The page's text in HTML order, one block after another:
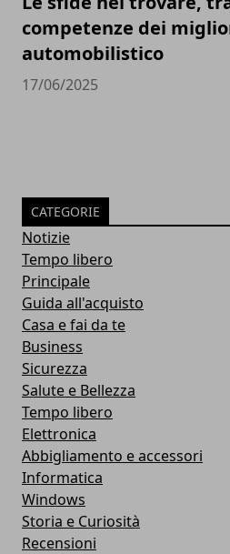
competenze dei
automobilistico
17/06/2025
CATEGORIE
Notizie
Tempo libero
Principale
Guida all'acquisto
Casa e fai da te
Business
Sicurezza
Salute e Bellezza
Tempo libero
Elettronica
Abbigliamento e accessori
Informatica
Windows
Storia e Curiosità
Recensioni